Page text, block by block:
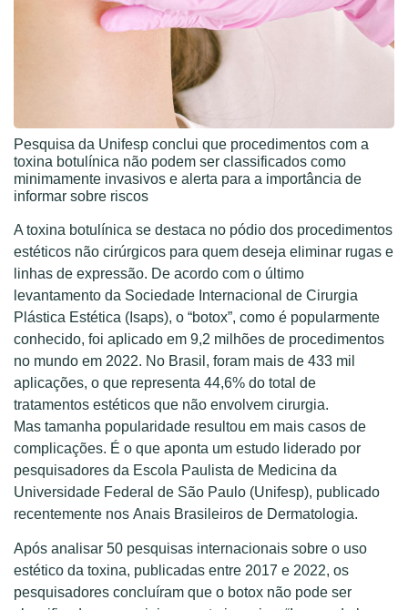
Pesquisa da Unifesp conclui que procedimentos com a
toxina botulínica não podem ser classificados como
minimamente invasivos e alerta para a importância de
informar sobre riscos
A toxina botulínica se destaca no pódio dos procedimentos
estéticos não cirúrgicos para quem deseja eliminar rugas e
linhas de expressão. De acordo com o último
levantamento da Sociedade Internacional de Cirurgia
Plástica Estética (Isaps), o “botox”, como é popularmente
conhecido, foi aplicado em 9,2 milhões de procedimentos
no mundo em 2022. No Brasil, foram mais de 433 mil
aplicações, o que representa 44,6% do total de
tratamentos estéticos que não envolvem cirurgia.
Mas tamanha popularidade resultou em mais casos de
complicações. É o que aponta um estudo liderado por
pesquisadores da Escola Paulista de Medicina da
Universidade Federal de São Paulo (Unifesp), publicado
recentemente nos Anais Brasileiros de Dermatologia.
Após analisar 50 pesquisas internacionais sobre o uso
estético da toxina, publicadas entre 2017 e 2022, os
pesquisadores concluíram que o botox não pode ser